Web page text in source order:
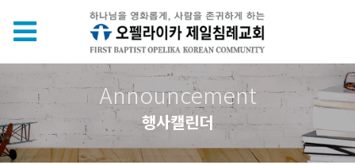
Announcement
행사캘린더